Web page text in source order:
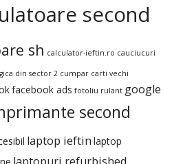
second
sh calculator-ieftin.ro cauciucuri
din sector 2 cumpar carti vechi
facebook ads fotoliu rulant google
second
laptop ieftin laptop